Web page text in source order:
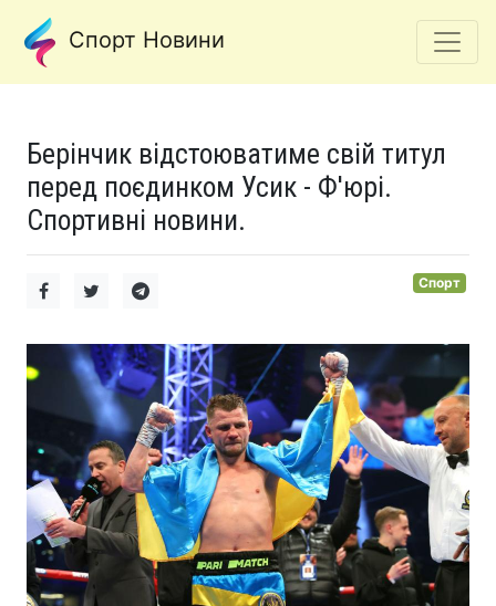
Спорт Новини
Берінчик відстоюватиме свій титул
перед поєдинком Усик - Ф'юрі.
Спортивні новини.
Спорт